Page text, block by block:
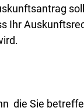
Ihr
die Sie